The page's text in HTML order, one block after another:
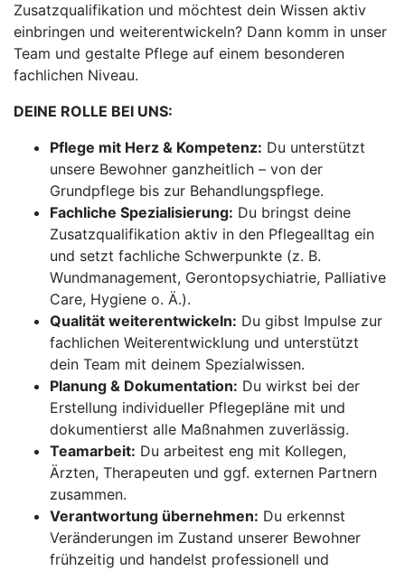
Zusatzqualifikation und möchtest dein Wissen aktiv
einbringen und weiterentwickeln? Dann komm in unser
Team und gestalte Pflege auf einem besonderen
fachlichen Niveau.
DEINE ROLLE BEI UNS:
Pflege mit Herz & Kompetenz: Du unterstützt
unsere Bewohner ganzheitlich – von der
Grundpflege bis zur Behandlungspflege.
Fachliche Spezialisierung: Du bringst deine
Zusatzqualifikation aktiv in den Pflegealltag ein
und setzt fachliche Schwerpunkte (z. B.
Wundmanagement, Gerontopsychiatrie, Palliative
Care, Hygiene o. Ä.).
Qualität weiterentwickeln: Du gibst Impulse zur
fachlichen Weiterentwicklung und unterstützt
dein Team mit deinem Spezialwissen.
Planung & Dokumentation: Du wirkst bei der
Erstellung individueller Pflegepläne mit und
dokumentierst alle Maßnahmen zuverlässig.
Teamarbeit: Du arbeitest eng mit Kollegen,
Ärzten, Therapeuten und ggf. externen Partnern
zusammen.
Verantwortung übernehmen: Du erkennst
Veränderungen im Zustand unserer Bewohner
frühzeitig und handelst professionell und